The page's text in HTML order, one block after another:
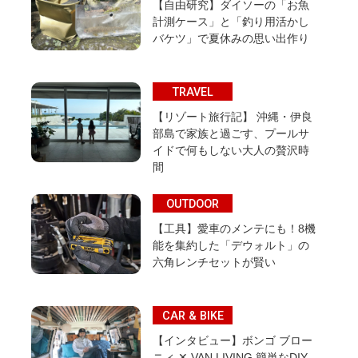
【自由研究】ダイソーの「お魚
計測ケース」と「釣り用活かし
バケツ」で夏休みの思い出作り
TRAVEL
【リゾート旅行記】 沖縄・伊良
部島で家族と過ごす、プールサ
イドで何もしない大人の贅沢時
間
OUTDOOR
【工具】愛車のメンテにも！8機
能を集約した「デウォルト」の
六角レンチセットが賢い
CAR & BIKE
【インタビュー】ボンゴ ブロー